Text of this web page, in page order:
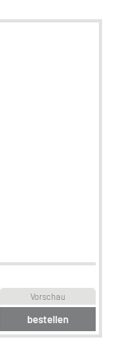
Vorschau
bestellen